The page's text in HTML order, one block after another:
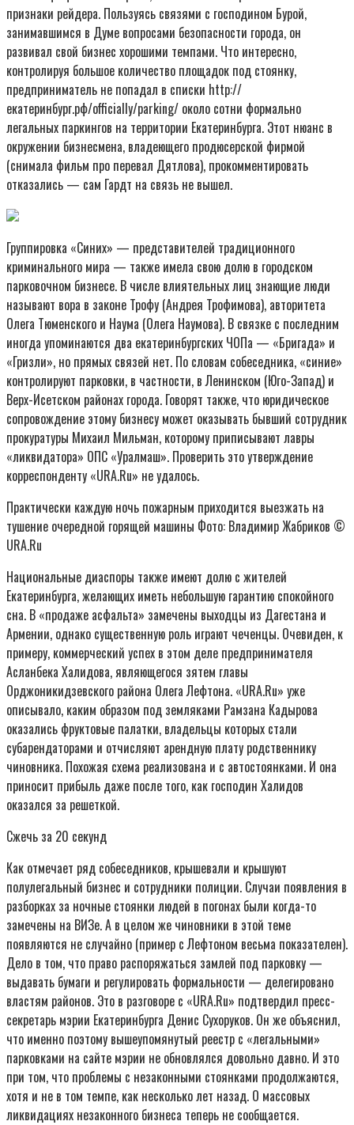
признаки рейдера. Пользуясь связями с господином Бурой,
занимавшимся в Думе вопросами безопасности города, он
развивал свой бизнес хорошими темпами. Что интересно,
контролируя большое количество площадок под стоянку,
предприниматель не попадал в списки http://
екатеринбург.рф/officially/parking/ около сотни формально
легальных паркингов на территории Екатеринбурга. Этот нюанс в
окружении бизнесмена, владеющего продюсерской фирмой
(снимала фильм про перевал Дятлова), прокомментировать
отказались — сам Гардт на связь не вышел.
Группировка «Синих» — представителей традиционного
криминального мира — также имела свою долю в городском
парковочном бизнесе. В числе влиятельных лиц знающие люди
называют вора в законе Трофу (Андрея Трофимова), авторитета
Олега Тюменского и Наума (Олега Наумова). В связке с последним
иногда упоминаются два екатеринбургских ЧОПа — «Бригада» и
«Гризли», но прямых связей нет. По словам собеседника, «синие»
контролируют парковки, в частности, в Ленинском (Юго-Запад) и
Верх-Исетском районах города. Говорят также, что юридическое
сопровождение этому бизнесу может оказывать бывший сотрудник
прокуратуры Михаил Мильман, которому приписывают лавры
«ликвидатора» ОПС «Уралмаш». Проверить это утверждение
корреспонденту «URA.Ru» не удалось.
Практически каждую ночь пожарным приходится выезжать на
тушение очередной горящей машины Фото: Владимир Жабриков ©
URA.Ru
Национальные диаспоры также имеют долю с жителей
Екатеринбурга, желающих иметь небольшую гарантию спокойного
сна. В «продаже асфальта» замечены выходцы из Дагестана и
Армении, однако существенную роль играют чеченцы. Очевиден, к
примеру, коммерческий успех в этом деле предпринимателя
Асланбека Халидова, являющегося зятем главы
Орджоникидзевского района Олега Лефтона. «URA.Ru» уже
описывало, каким образом под земляками Рамзана Кадырова
оказались фруктовые палатки, владельцы которых стали
субарендаторами и отчисляют арендную плату родственнику
чиновника. Похожая схема реализована и с автостоянками. И она
приносит прибыль даже после того, как господин Халидов
оказался за решеткой.
Сжечь за 20 секунд
Как отмечает ряд собеседников, крышевали и крышуют
полулегальный бизнес и сотрудники полиции. Случаи появления в
разборках за ночные стоянки людей в погонах были когда-то
замечены на ВИЗе. А в целом же чиновники в этой теме
появляются не случайно (пример с Лефтоном весьма показателен).
Дело в том, что право распоряжаться замлей под парковку —
выдавать бумаги и регулировать формальности — делегировано
властям районов. Это в разговоре с «URA.Ru» подтвердил пресс-
секретарь мэрии Екатеринбурга Денис Сухоруков. Он же объяснил,
что именно поэтому вышеупомянутый реестр с «легальными»
парковками на сайте мэрии не обновлялся довольно давно. И это
при том, что проблемы с незаконными стоянками продолжаются,
хотя и не в том темпе, как несколько лет назад. О массовых
ликвидациях незаконного бизнеса теперь не сообщается.